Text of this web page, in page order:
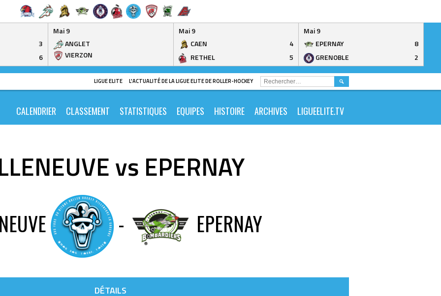
3
6
Mai 9
ANGLET
VIERZON
Mai 9
CAEN
4
RETHEL
5
Mai 9
EPERNAY
8
GRENOBLE
2
LIGUE ELITE L'ACTUALITÉ DE LA LIGUE ELITE DE ROLLER-HOCKEY
CALENDRIER CLASSEMENT STATISTIQUES EQUIPES HISTOIRE ARCHIVES LIGUEELITE.TV
RECHERCHER :
vs EPERNAY
- EPERNAY
DÉTAILS